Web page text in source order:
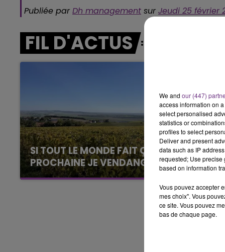
5h00 - 6h00
LE BEST OF DE LA FAMILLE
CHAMPAGNE FM
Publiée par Dh management sur Jeudi 25 février
FIL D'ACTUS
SI TOUT LE MONDE FAIT ÇA, MOI L'ANNÉE
PROCHAINE JE VENDANGE EN...
La vendange en Champagne a débuté ce jeudi
6 août dans la commune de Montgueux (Aube).
We and our (447)
access information on
select personalised
statistics or
profiles to select
Deliver and present
data such as IP
requested; Use precise
based on information
Vous pouvez accepter
mes choix". Vous
ce site. Vous pouvez
bas de chaque page.